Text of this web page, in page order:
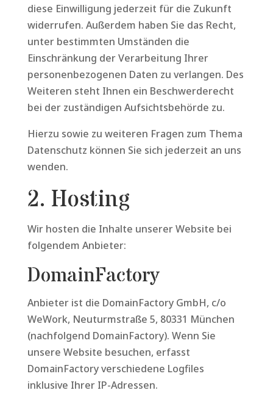
diese Einwilligung jederzeit für die Zukunft
widerrufen. Außerdem haben Sie das Recht,
unter bestimmten Umständen die
Einschränkung der Verarbeitung Ihrer
personenbezogenen Daten zu verlangen. Des
Weiteren steht Ihnen ein Beschwerderecht
bei der zuständigen Aufsichtsbehörde zu.
Hierzu sowie zu weiteren Fragen zum Thema
Datenschutz können Sie sich jederzeit an uns
wenden.
2. Hosting
Wir hosten die Inhalte unserer Website bei
folgendem Anbieter:
DomainFactory
Anbieter ist die DomainFactory GmbH, c/o
WeWork, Neuturmstraße 5, 80331 München
(nachfolgend DomainFactory). Wenn Sie
unsere Website besuchen, erfasst
DomainFactory verschiedene Logfiles
inklusive Ihrer IP-Adressen.